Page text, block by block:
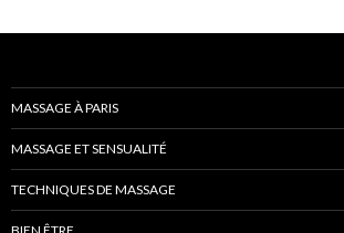
MASSAGE À PARIS
MASSAGE ET SENSUALITÉ
TECHNIQUES DE MASSAGE